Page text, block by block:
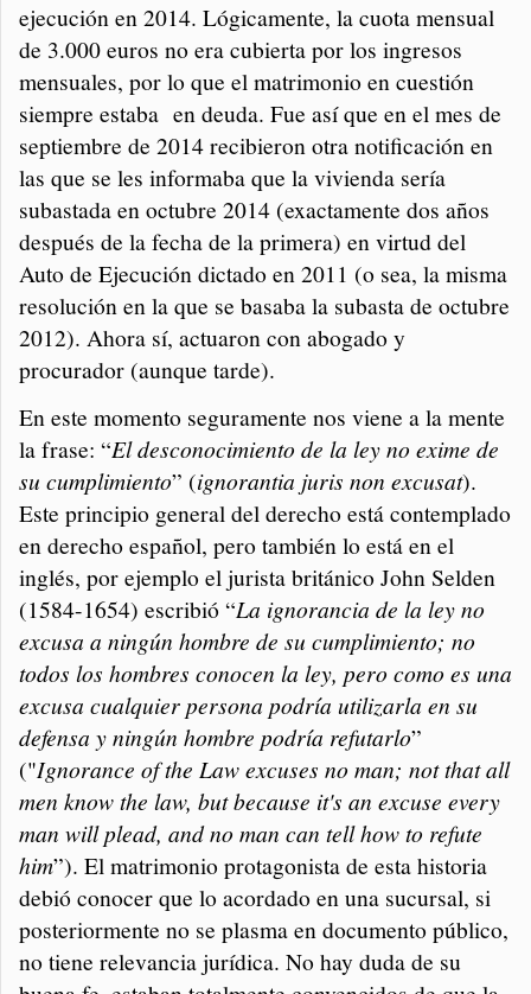
ejecución en 2014. Lógicamente, la cuota mensual
de 3.000 euros no era cubierta por los ingresos
mensuales, por lo que el matrimonio en cuestión
siempre estaba en deuda. Fue así que en el mes de
septiembre de 2014 recibieron otra notificación en
las que se les informaba que la vivienda sería
subastada en octubre 2014 (exactamente dos años
después de la fecha de la primera) en virtud del
Auto de Ejecución dictado en 2011 (o sea, la misma
resolución en la que se basaba la subasta de octubre
2012). Ahora sí, actuaron con abogado y
procurador (aunque tarde).
En este momento seguramente nos viene a la mente
la frase: “El desconocimiento de la ley no exime de
su cumplimiento” (ignorantia juris non excusat).
Este principio general del derecho está contemplado
en derecho español, pero también lo está en el
inglés, por ejemplo el jurista británicoJohn Selden
(1584-1654) escribió “La ignorancia de la ley no
excusa a ningún hombre de su cumplimiento; no
todos los hombres conocen la ley, pero como es una
excusa cualquier persona podría utilizarla en su
defensa y ningún hombre podría refutarlo”
("Ignorance of the Law excuses no man; not that all
men know the law, but because it's an excuse every
man will plead, and no man can tell how to refute
him”). El matrimonio protagonista de esta historia
debió conocer que lo acordado en una sucursal, si
posteriormente no se plasma en documento público,
no tiene relevancia jurídica. No hay duda de su